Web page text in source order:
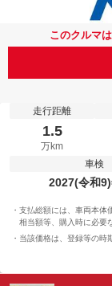
このクルマ
走行距離
1.5
万km
車検
2027(令和9)
支払総額には、車両本体
相当額等、購入時に必要
当該価格は、登録等の時